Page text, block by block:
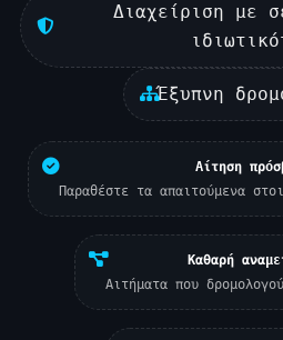
Διαχείριση με
Έξυπνη
Αίτηση
Παραθέστε τα απαιτούμενα
Καθαρή
Αιτήματα που